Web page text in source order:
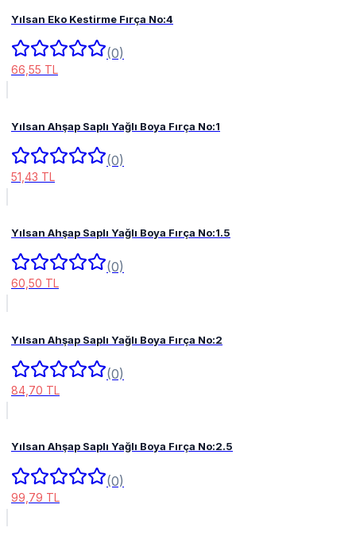
Yılsan Eko Kestirme Fırça No:4
(0)
66,55 TL
Yılsan Ahşap Saplı Yağlı Boya Fırça No:1
(0)
51,43 TL
Yılsan Ahşap Saplı Yağlı Boya Fırça No:1.5
(0)
60,50 TL
Yılsan Ahşap Saplı Yağlı Boya Fırça No:2
(0)
84,70 TL
Yılsan Ahşap Saplı Yağlı Boya Fırça No:2.5
(0)
99,79 TL